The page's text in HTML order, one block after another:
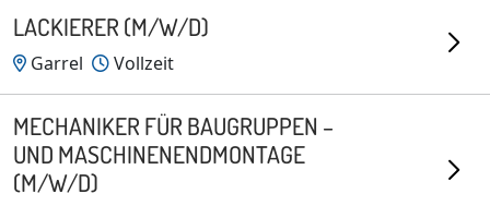
LACKIERER (M/W/D)
Garrel Vollzeit
MECHANIKER FÜR BAUGRUPPEN –
UND MASCHINENENDMONTAGE
(M/W/D)